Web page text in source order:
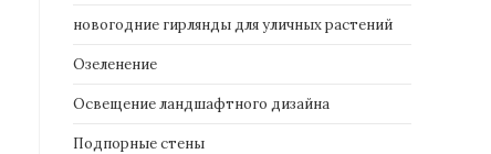
новогодние гирлянды для уличных растений
Озеленение
Освещение ландшафтного дизайна
Подпорные стены